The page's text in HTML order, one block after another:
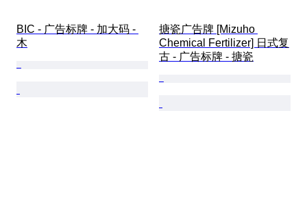
BIC - 广告标牌 - 加大码 -
木
搪瓷广告牌 [Mizuho
Chemical Fertilizer] 日式复
古 - 广告标牌 - 搪瓷